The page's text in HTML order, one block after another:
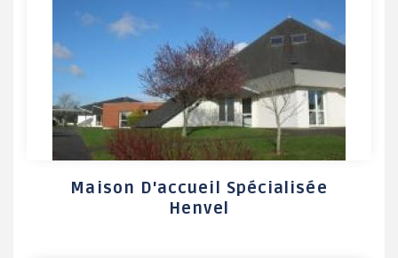
Maison D'accueil Spécialisée
Henvel